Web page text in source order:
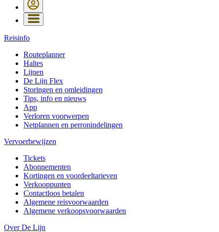
Reisinfo
Routeplanner
Haltes
Lijnen
De Lijn Flex
Storingen en omleidingen
Tips, info en nieuws
App
Verloren voorwerpen
Netplannen en perronindelingen
Vervoerbewijzen
Tickets
Abonnementen
Kortingen en voordeeltarieven
Verkooppunten
Contactloos betalen
Algemene reisvoorwaarden
Algemene verkoopsvoorwaarden
Over De Lijn